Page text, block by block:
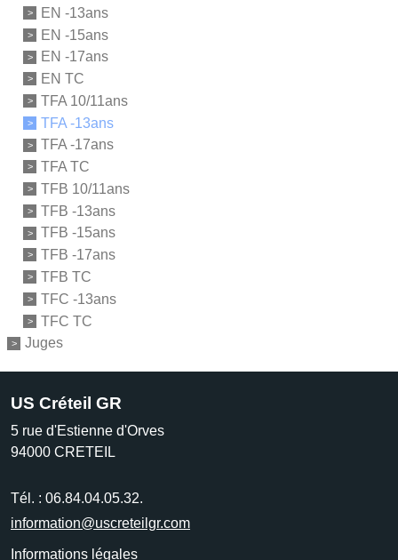
EN -13ans
EN -15ans
EN -17ans
EN TC
TFA 10/11ans
TFA -13ans
TFA -17ans
TFA TC
TFB 10/11ans
TFB -13ans
TFB -15ans
TFB -17ans
TFB TC
TFC -13ans
TFC TC
Juges
US Créteil GR
5 rue d'Estienne d'Orves
94000 CRETEIL
Tél. : 06.84.04.05.32.
information@uscreteilgr.com
Informations légales